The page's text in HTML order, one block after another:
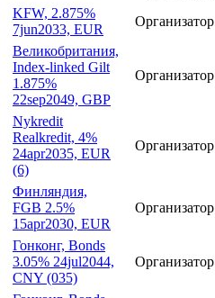
Эмиссия
KFW, 2.875%
7jun2033, EUR
Организатор
Великобритания,
Index-linked Gilt
1.875%
22sep2049, GBP
Nykredit
Realkredit, 4%
24apr2035, EUR
(6)
Организатор
Финляндия,
FGB 2.5%
15apr2030, EUR
Организатор